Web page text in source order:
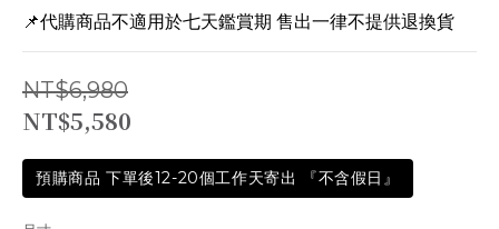
📌代購商品不適用於七天鑑賞期 售出一律不提供退換貨
NT$6,980
NT$5,580
預購商品 下單後12-20個工作天寄出 『不含假日』